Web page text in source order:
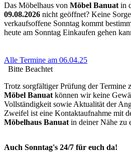
Das Möbelhaus von Möbel Banuat in
09.08.2026 nicht geöffnet? Keine
verkaufsoffene Sonntag kommt
heute am Sonntag Einkaufen gehen
Alle Termine am 06.04.25
Bitte Beachtet
Trotz sorgfältiger Prüfung der Termine
Möbel Banuat können wir keine
Vollständigkeit sowie Aktualität der
Zweifel ist eine Kontaktaufnahme mit
Möbelhaus Banuat in deiner Nähe zu
Auch Sonntag's 24/7 für euch da!